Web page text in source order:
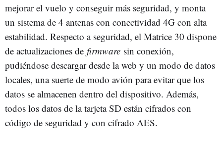
mejorar el vuelo y conseguir más seguridad, y monta
un sistema de 4 antenas con conectividad 4G con alta
estabilidad. Respecto a seguridad, el Matrice 30 dispone
de actualizaciones de firmware sin conexión,
pudiéndose descargar desde la web y un modo de datos
locales, una suerte de modo avión para evitar que los
datos se almacenen dentro del dispositivo. Además,
todos los datos de la tarjeta SD están cifrados con
código de seguridad y con cifrado AES.